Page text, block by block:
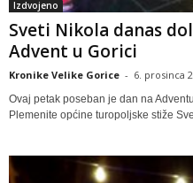
Izdvojeno
Sveti Nikola danas
Advent u Gorici
Kronike Velike Gorice - 6. prosinca
Ovaj petak poseban je dan na
Plemenite općine turopoljske stiže